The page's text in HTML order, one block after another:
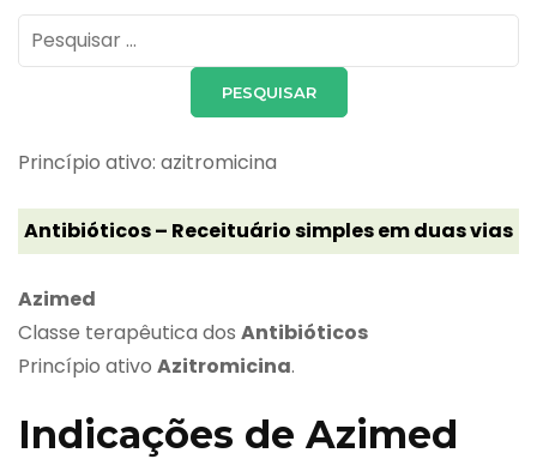
Pesquisar
por:
Princípio ativo: azitromicina
Antibióticos – Receituário simples em duas vias
Azimed
Classe terapêutica dos Antibióticos
Princípio ativo Azitromicina.
Indicações de Azimed